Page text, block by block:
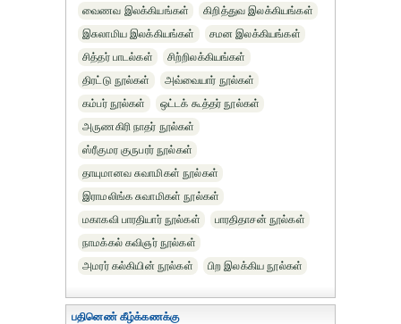
வைணவ இலக்கியங்கள்
கிறித்துவ இலக்கியங்கள்
இசுலாமிய இலக்கியங்கள்
சமன இலக்கியங்கள்
சித்தர் பாடல்கள்
சிற்றிலக்கியங்கள்
திரட்டு நூல்கள்
அவ்வையார் நூல்கள்
கம்பர் நூல்கள்
ஒட்டக் கூத்தர் நூல்கள்
அருணகிரி நாதர் நூல்கள்
ஸ்ரீகுமர குருபரர் நூல்கள்
தாயுமானவ சுவாமிகள் நூல்கள்
இராமலிங்க சுவாமிகள் நூல்கள்
மகாகவி பாரதியார் நூல்கள்
பாரதிதாசன் நூல்கள்
நாமக்கல் கவிஞர் நூல்கள்
அமரர் கல்கியின் நூல்கள்
பிற இலக்கிய நூல்கள்
பதினெண் கீழ்க்கணக்கு